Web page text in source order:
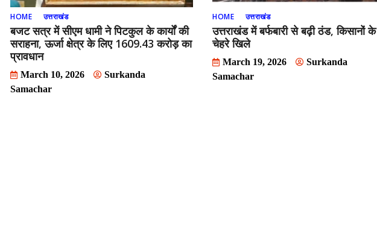
HOME उत्तराखंड
बजट सत्र में सीएम धामी ने पिटकुल के कार्यों की
सराहना, ऊर्जा क्षेत्र के लिए 1609.43 करोड़ का
प्रावधान
March 10, 2026
Surkanda
Samachar
HOME उत्तराखंड
उत्तराखंड में बर्फबारी से बढ़ी ठंड, किसानों के
चेहरे खिले
March 19, 2026
Surkanda
Samachar